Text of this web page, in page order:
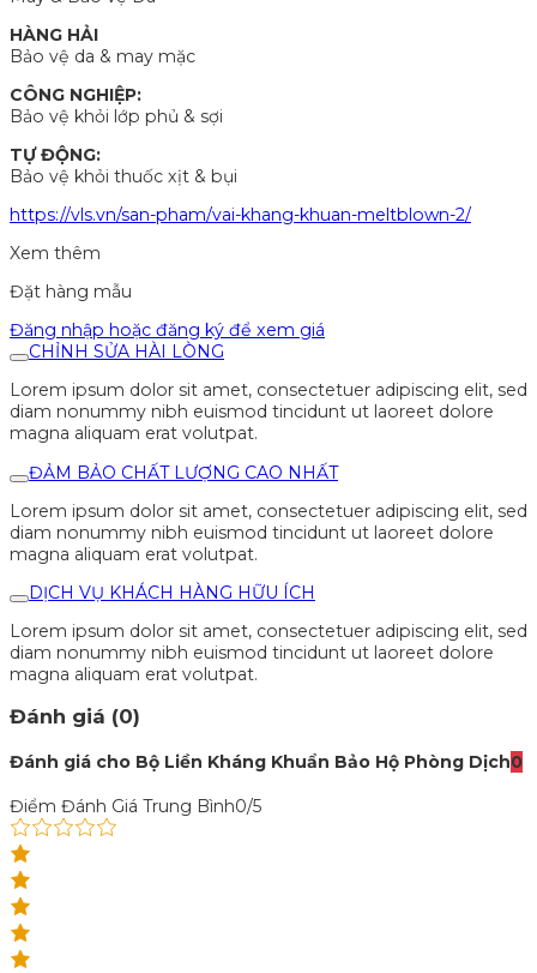
HÀNG HẢI
Bảo vệ da & may mặc
CÔNG NGHIỆP:
Bảo vệ khỏi lớp phủ & sợi
TỰ ĐỘNG:
Bảo vệ khỏi thuốc xịt & bụi
https://vls.vn/san-pham/vai-khang-khuan-meltblown-2/
Xem thêm
Đặt hàng mẫu
Đăng nhập hoặc đăng ký để xem giá
CHỈNH SỬA HÀI LÒNG
Lorem ipsum dolor sit amet, consectetuer adipiscing elit, sed
diam nonummy nibh euismod tincidunt ut laoreet dolore
magna aliquam erat volutpat.
ĐẢM BẢO CHẤT LƯỢNG CAO NHẤT
Lorem ipsum dolor sit amet, consectetuer adipiscing elit, sed
diam nonummy nibh euismod tincidunt ut laoreet dolore
magna aliquam erat volutpat.
DỊCH VỤ KHÁCH HÀNG HỮU ÍCH
Lorem ipsum dolor sit amet, consectetuer adipiscing elit, sed
diam nonummy nibh euismod tincidunt ut laoreet dolore
magna aliquam erat volutpat.
Đánh giá (0)
Đánh giá cho Bộ Liền Kháng Khuẩn Bảo Hộ Phòng Dịch0
Điểm Đánh Giá Trung Bình0/5